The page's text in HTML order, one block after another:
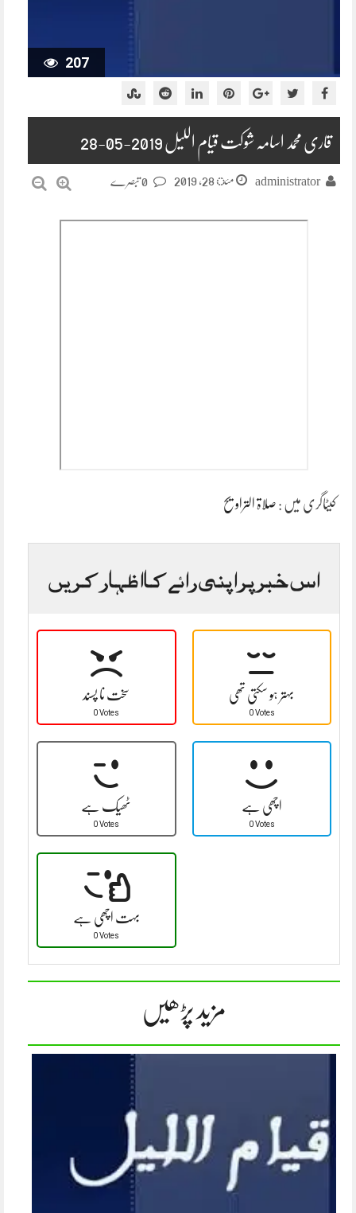
207
قاری محمد اسامہ شوکت قیام اللیل 2019-05-28
administrator مئ 28, 2019
کیٹاگری میں : صلاۃ التراویح
اس خبر پر اپنی رائے کا اظہار کریں
سخت نا پسند
0 Votes
بہتر ہو سکتی تھی
0 Votes
ٹھیک ہے
0 Votes
اچھی ہے
0 Votes
بہت اچھی ہے
0 Votes
مزید پڑھیں